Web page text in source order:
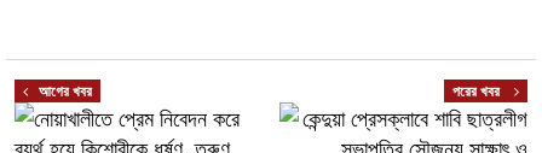
আগের খবর পরের খবর